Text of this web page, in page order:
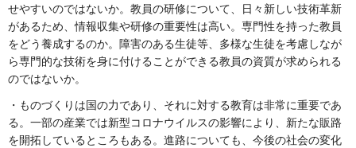
せやすいのではないか。教員の研修について、日々新しい技術革新
があるため、情報収集や研修の重要性は高い。専門性を持った教員
をどう養成するのか。障害のある生徒等、多様な生徒を考慮しなが
ら専門的な技術を身に付けることができる教員の資質が求められる
のではないか。
・ものづくりは国の力であり、それに対する教育は非常に重要であ
る。一部の産業では新型コロナウイルスの影響により、新たな販路
を開拓しているところもある。進路についても、今後の社会の変化